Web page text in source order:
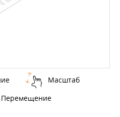
Масштаб
Перемещение